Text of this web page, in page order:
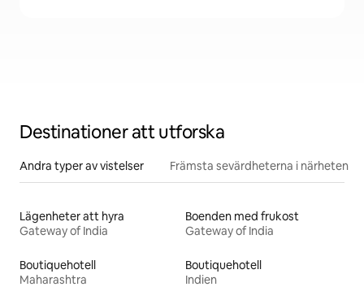
Destinationer att utforska
Andra typer av vistelser Främsta sevärdheterna i närheten
Lägenheter att hyra
Gateway of India
Boenden med frukost
Gateway of India
Boutiquehotell
Maharashtra
Boutiquehotell
Indien